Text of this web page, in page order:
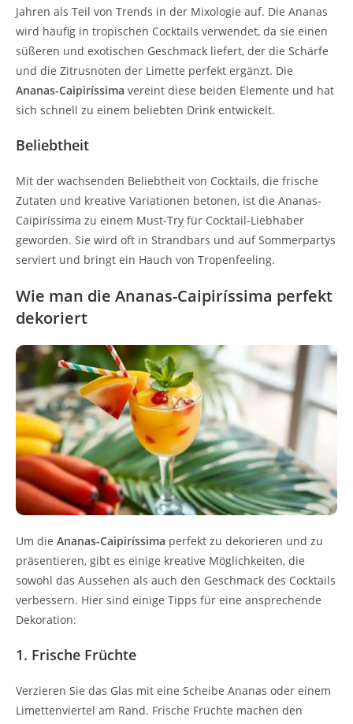
Jahren als Teil von Trends in der Mixologie auf. Die Ananas
wird häufig in tropischen Cocktails verwendet, da sie einen
süßeren und exotischen Geschmack liefert, der die Schärfe
und die Zitrusnoten der Limette perfekt ergänzt. Die
Ananas-Caipiríssima vereint diese beiden Elemente und hat
sich schnell zu einem beliebten Drink entwickelt.
Beliebtheit
Mit der wachsenden Beliebtheit von Cocktails, die frische
Zutaten und kreative Variationen betonen, ist die Ananas-
Caipiríssima zu einem Must-Try für Cocktail-Liebhaber
geworden. Sie wird oft in Strandbars und auf Sommerpartys
serviert und bringt ein Hauch von Tropenfeeling.
Wie man die Ananas-Caipiríssima perfekt
dekoriert
Um die Ananas-Caipiríssima perfekt zu dekorieren und zu
präsentieren, gibt es einige kreative Möglichkeiten, die
sowohl das Aussehen als auch den Geschmack des Cocktails
verbessern. Hier sind einige Tipps für eine ansprechende
Dekoration:
1. Frische Früchte
Verzieren Sie das Glas mit eine Scheibe Ananas oder einem
Limettenviertel am Rand. Frische Früchte machen den